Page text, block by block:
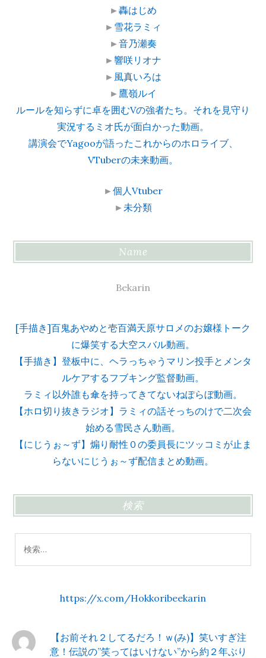
►轟はじめ
► 雪花ラミィ
►音乃瀬奏
►響咲リオナ
► 風真いろは
► 鷹嶺ルイ
ルールを知らずに卓を囲むVの強者たち。それを見守り
実況するミオ氏が面白かった動画。
講演会でYagooが語ったこれからのホロライブ、
VTuberの未来動画。
►個人Vtuber
► 未分類
Name
Bekarin
[手描き]百鬼あやめと壱百満天原サロメのお嬢様トーク
に爆笑する大空スバル動画。
【手描き】登板中に、ヘラっちゃうマリン投手とメンタ
ルケアするフブキング監督動画。
ラミィ以外誰も傘を持ってきてないねぽらぼ動画。
【ホロ切り抜きラジオ】ラミィの話そっちのけで二次会
始める雪民さん動画。
【にじうぉ～ず】煽り耐性０の委員長にツッコミが止ま
らないにじうぉ～ず配信まとめ動画。
検索
索:
https://x.com/Hokkoribeekarin
【お前それ２してるだろ！ｗ(み)】笑いすぎ注
意！伝説の”笑ってはいけない”から約２年ぶり